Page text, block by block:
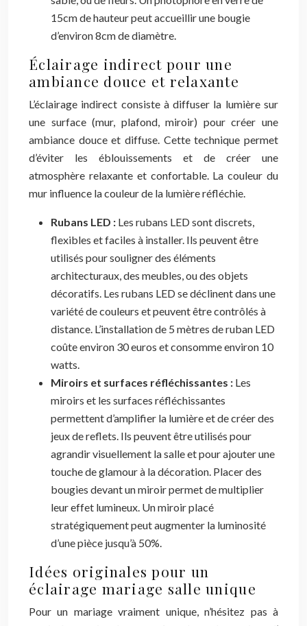
15cm de hauteur peut accueillir une bougie
d’environ 8cm de diamètre.
Éclairage indirect pour une
ambiance douce et relaxante
L’éclairage indirect consiste à diffuser la lumière sur
une surface (mur, plafond, miroir) pour créer une
ambiance douce et diffuse. Cette technique permet
d’éviter les éblouissements et de créer une
atmosphère relaxante et confortable. La couleur du
mur influence la couleur de la lumière réfléchie.
Rubans LED : Les rubans LED sont discrets,
flexibles et faciles à installer. Ils peuvent être
utilisés pour souligner des éléments
architecturaux, des meubles, ou des objets
décoratifs. Les rubans LED se déclinent dans une
variété de couleurs et peuvent être contrôlés à
distance. L’installation de 5 mètres de ruban LED
coûte environ 30 euros et consomme environ 10
watts.
Miroirs et surfaces réfléchissantes : Les
miroirs et les surfaces réfléchissantes
permettent d’amplifier la lumière et de créer des
jeux de reflets. Ils peuvent être utilisés pour
agrandir visuellement la salle et pour ajouter une
touche de glamour à la décoration. Placer des
bougies devant un miroir permet de multiplier
leur effet lumineux. Un miroir placé
stratégiquement peut augmenter la luminosité
d’une pièce jusqu’à 50%.
Idées originales pour un
éclairage mariage salle unique
Pour un mariage vraiment unique, n’hésitez pas à